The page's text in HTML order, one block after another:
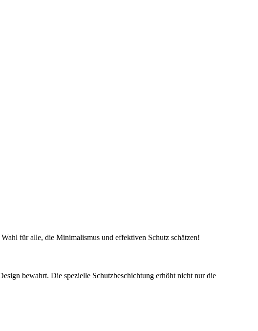
für alle, die Minimalismus und effektiven Schutz schätzen!
bewahrt. Die spezielle Schutzbeschichtung erhöht nicht nur die